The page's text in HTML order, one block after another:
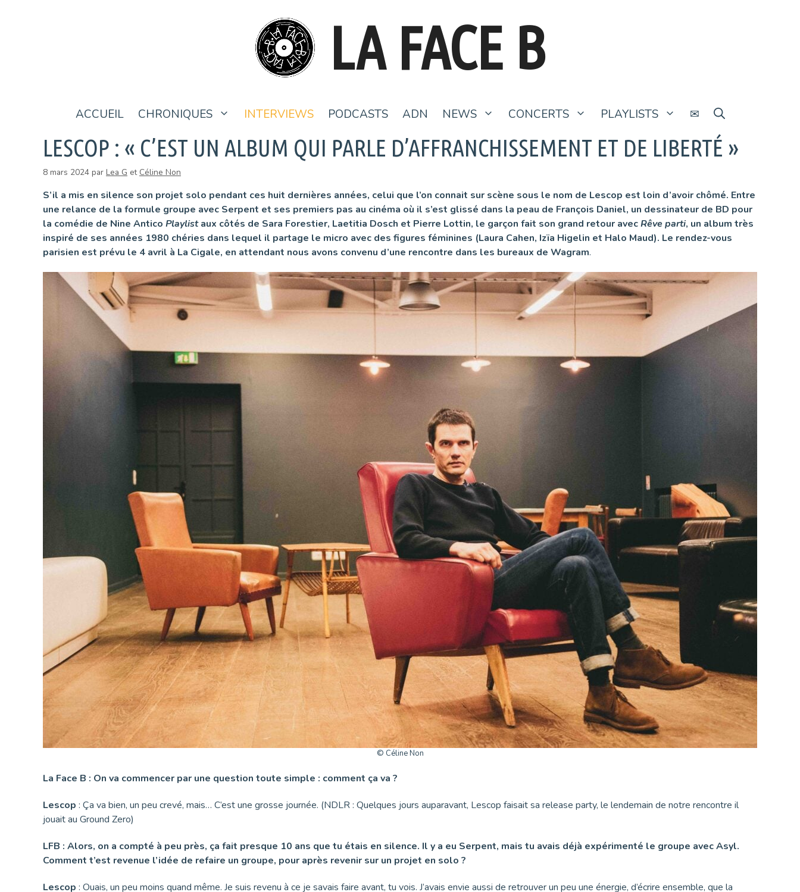
LA FACE B
ACCUEIL CHRONIQUES INTERVIEWS PODCASTS ADN NEWS CONCERTS PLAYLISTS ✉
LESCOP : « C’EST UN ALBUM QUI PARLE D’AFFRANCHISSEMENT ET DE LIBERTÉ »
8 mars 2024 par Lea G et Céline Non
S’il a mis en silence son projet solo pendant ces huit dernières années, celui que l’on connait sur scène sous le nom de Lescop est loin d’avoir chômé. Entre
une relance de la formule groupe avec Serpent et ses premiers pas au cinéma où il s’est glissé dans la peau de François Daniel, un dessinateur de BD pour
la comédie de Nine Antico Playlistaux côtés de Sara Forestier, Laetitia Dosch et Pierre Lottin, le garçon fait son grand retour avecRêve parti, un album très
inspiré de ses années 1980 chéries dans lequel il partage le micro avec des figures féminines (Laura Cahen, Izïa Higelin et Halo Maud). Le rendez-vous
parisien est prévu le 4 avril à La Cigale, en attendant nous avons convenu d’une rencontre dans les bureaux de Wagram.
© Céline Non
La Face B : On va commencer par une question toute simple : comment ça va ?
Lescop : Ça va bien, un peu crevé, mais… C’est une grosse journée. (NDLR : Quelques jours auparavant, Lescop faisait sa release party, le lendemain de notre rencontre il
jouait au Ground Zero)
LFB : Alors, on a compté à peu près, ça fait presque 10 ans que tu étais en silence. Il y a eu Serpent, mais tu avais déjà expérimenté le groupe avec Asyl.
Comment t’est revenue l’idée de refaire un groupe, pour après revenir sur un projet en solo ?
Lescop : Ouais, un peu moins quand même. Je suis revenu à ce je savais faire avant, tu vois. J’avais envie aussi de retrouver un peu une énergie, d’écrire ensemble, que la